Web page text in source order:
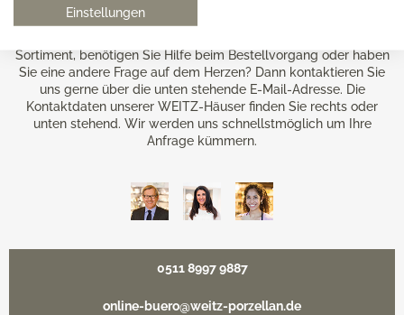
Einstellungen
Sortiment, benötigen Sie Hilfe beim Bestellvorgang oder haben
Sie eine andere Frage auf dem Herzen? Dann kontaktieren Sie
uns gerne über die unten stehende E-Mail-Adresse. Die
Kontaktdaten unserer WEITZ-Häuser finden Sie rechts oder
unten stehend. Wir werden uns schnellstmöglich um Ihre
Anfrage kümmern.
0511 8997 9887
online-buero@weitz-porzellan.de